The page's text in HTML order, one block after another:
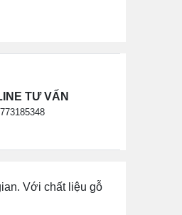
TƯ VẤN
Với chất liệu gỗ